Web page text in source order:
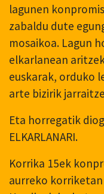
lagunen
zabaldu dute
mosaikoa. Lagun
elkarlanean
euskarak, orduko
arte bizirik
Eta horregatik
ELKARLANARI.
Korrika 15ek
aurreko korriketan